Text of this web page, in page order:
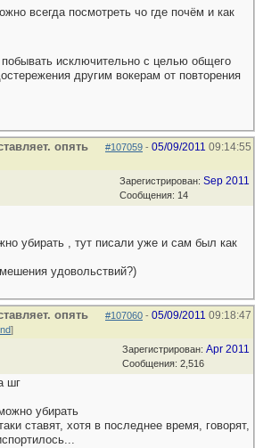
всегда посмотреть чо где почём и как
побывать исключительно с целью общего
другим вокерам от повторения
#107059 - 05/09/2011 09:14:55
опять
Зарегистрирован: Sep 2011
Сообщения: 14
убирать , тут писали уже и сам был как
удовольствий?)
#107060 - 05/09/2011 09:18:47
опять
]
Зарегистрирован: Apr 2011
Сообщения: 2,516
шг
убирать
ставят, хотя в последнее время, говорят,